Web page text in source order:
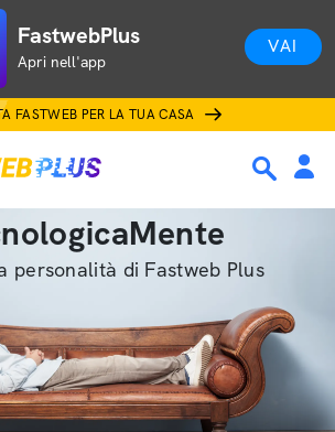
FastwebPlus
Apri nell'app
VAI
FASTWEB PER LA TUA CASA
personalità di Fastweb Plus